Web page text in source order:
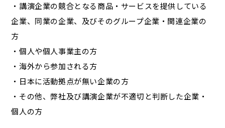
・講演企業の競合となる商品・サービスを提供している
企業、同業の企業、及びそのグループ企業・関連企業の
方
・個人や個人事業主の方
・海外から参加される方
・日本に活動拠点が無い企業の方
・その他、弊社及び講演企業が不適切と判断した企業・
個人の方